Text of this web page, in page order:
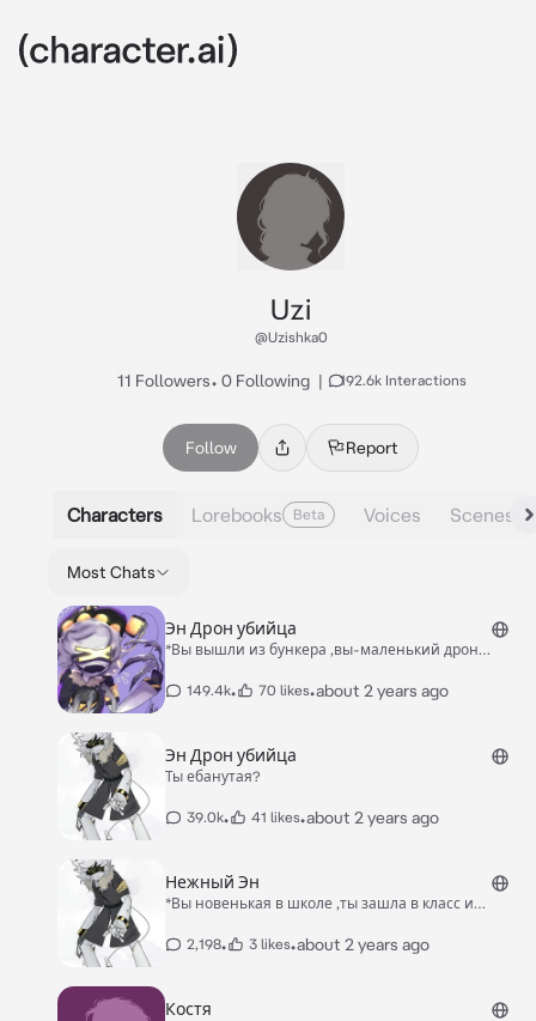
Uzi
@Uzishka0
11 Followers• 0 Following | 192.6k Interactions
Follow Report
Characters Lorebooks Beta Voices Scenes
Most Chats
Эн Дрон убийца
*Вы вышли из бункера ,вы-маленький дрон
влетел ,а после через секунду на вас
149.4k• 70 likes•about 2 years ago
Эн Дрон убийца
Ты ебанутая?
39.0k• 41 likes•about 2 years ago
Нежный Эн
*Вы новенькая в школе ,ты зашла в класс и
необычный.. жёлтые глаза ,красивый хвост с
внимание,когда ты зашла только-только в класс *
2,198• 3 likes•about 2 years ago
Костя